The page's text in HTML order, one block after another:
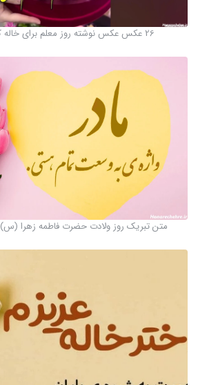
26 عکس عکس نوشته روز معلم برای خاله که دلش را شاد کند
متن تبریک روز ولادت حضرت فاطمه زهرا (س) ۱۴۰۲ ❤️ و روز مادر ...